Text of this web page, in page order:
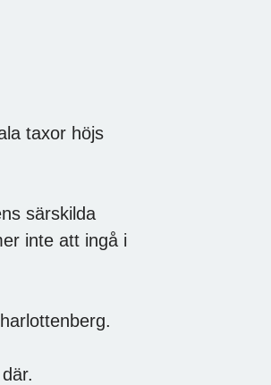
taxor höjs
särskilda
inte att ingå i